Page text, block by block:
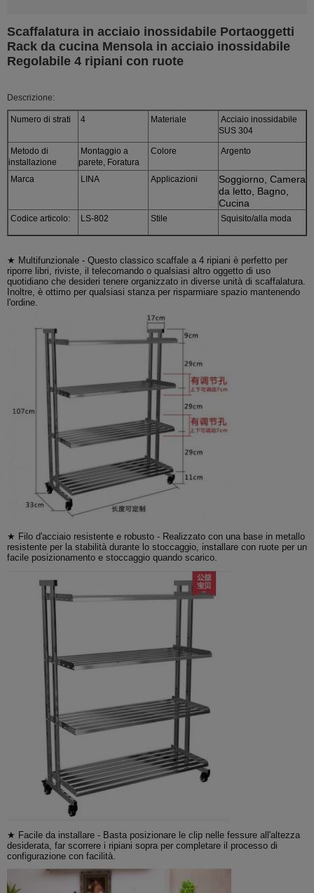
Scaffalatura in acciaio inossidabile Portaoggetti
Rack da cucina Mensola in acciaio inossidabile
Regolabile 4 ripiani con ruote
Descrizione:
Numero di strati 4 Materiale
Acciaio inossidabile
SUS 304
Metodo di
installazione
Montaggio a
parete, Foratura
Colore Argento
Marca LINA Applicazioni
Soggiorno, Camera
da letto, Bagno,
Cucina
Codice articolo: LS-802 Stile Squisito/alla moda
★ Multifunzionale - Questo classico scaffale a 4 ripiani è perfetto per
riporre libri, riviste, il telecomando o qualsiasi altro oggetto di uso
quotidiano che desideri tenere organizzato in diverse unità di scaffalatura.
Inoltre, è ottimo per qualsiasi stanza per risparmiare spazio mantenendo
l'ordine.
★ Filo d'acciaio resistente e robusto - Realizzato con una base in metallo
resistente per la stabilità durante lo stoccaggio, installare con ruote per un
facile posizionamento e stoccaggio quando scarico.
★ Facile da installare - Basta posizionare le clip nelle fessure all'altezza
desiderata, far scorrere i ripiani sopra per completare il processo di
configurazione con facilità.